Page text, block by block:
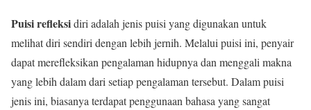
Puisi refleksidiri adalah jenis puisi yang digunakan untuk
melihat diri sendiri dengan lebih jernih. Melalui puisi ini, penyair
dapat merefleksikan pengalaman hidupnya dan menggali makna
yang lebih dalam dari setiap pengalaman tersebut. Dalam puisi
jenis ini, biasanya terdapat penggunaan bahasa yang sangat